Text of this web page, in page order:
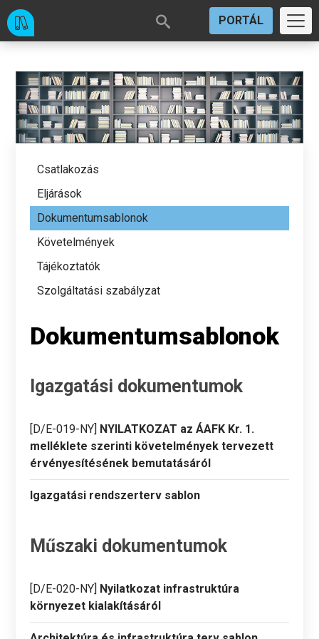
PORTÁL
Csatlakozás
Eljárások
Dokumentumsablonok
Követelmények
Tájékoztatók
Szolgáltatási szabályzat
Dokumentumsablonok
Igazgatási dokumentumok
[D/E-019-NY] NYILATKOZAT az ÁAFK Kr. 1.
melléklete szerinti követelmények tervezett
érvényesítésének bemutatásáról
Igazgatási rendszerterv sablon
Műszaki dokumentumok
[D/E-020-NY] Nyilatkozat infrastruktúra
környezet kialakításáról